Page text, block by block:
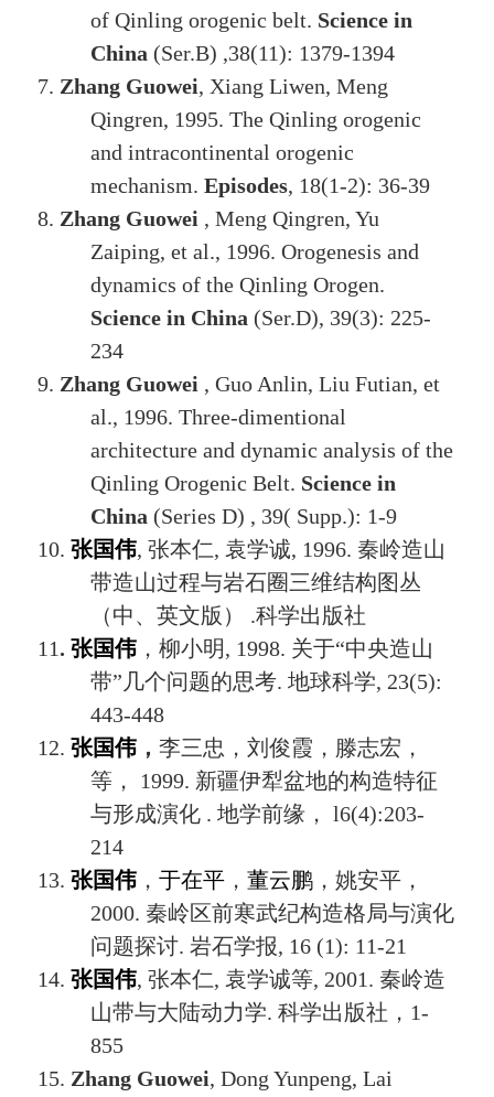
of Qinling orogenic belt. Science in
China (Ser.B) ,38(11): 1379-1394
7. Zhang Guowei, Xiang Liwen, Meng
Qingren, 1995. The Qinling orogenic
and intracontinental orogenic
mechanism.Episodes, 18(1-2): 36-39
8. Zhang Guowei , Meng Qingren, Yu
Zaiping, et al., 1996. Orogenesis and
dynamics of the Qinling Orogen.
Science in China (Ser.D), 39(3): 225-
234
9. Zhang Guowei , Guo Anlin, Liu Futian, et
al., 1996. Three-dimentional
architecture and dynamic analysis of the
Qinling Orogenic Belt. Science in
China (Series D) , 39( Supp.): 1-9
10.张国伟,张本仁,袁学诚, 1996. 秦岭造山
带造山过程与岩石圈三维结构图丛
（中、英文版）
.科学出版社
11.张国伟 ，柳小明, 1998. 关于“中央造山
带” 几个问题的思考.地球科学, 23(5):
443-448
12.张国伟 ，李三忠，刘俊霞，滕志宏，
等，
1999. 新疆伊犁盆地的构造特征
与形成演化 .地学前缘 ， l6(4):203-
214
13.张国伟 ，于在平 ，董云鹏 ，姚安平，
2000. 秦岭区前寒武纪构造格局与演化
问题探讨.岩石学报, 16 (1): 11-21
14.张国伟,张本仁,袁学诚等, 2001. 秦岭造
山带与大陆动力学.科学出版社 ， 1-
855
15. Zhang Guowei, Dong Yunpeng, Lai